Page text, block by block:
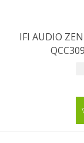
IFI AUDIO